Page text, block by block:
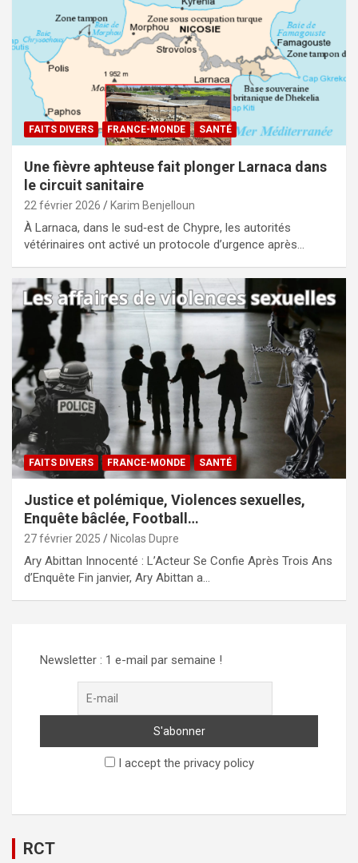
FAITS DIVERS FRANCE-MONDE SANTÉ
Une fièvre aphteuse fait plonger Larnaca dans
le circuit sanitaire
22 février 2026 Karim Benjelloun
À Larnaca, dans le sud‑est de Chypre, les autorités
vétérinaires ont activé un protocole d’urgence après…
FAITS DIVERS FRANCE-MONDE SANTÉ
Justice et polémique, Violences sexuelles,
Enquête bâclée, Football…
27 février 2025 Nicolas Dupre
Ary Abittan Innocenté : L’Acteur Se Confie Après Trois Ans
d’Enquête Fin janvier, Ary Abittan a…
Newsletter : 1 e-mail par semaine !
I accept the privacy policy
RCT